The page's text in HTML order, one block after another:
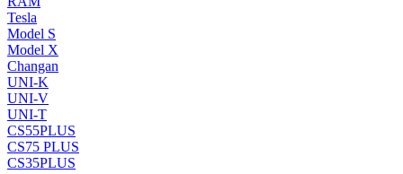
Tesla
Model S
Model X
Changan
UNI-K
UNI-V
UNI-T
CS55PLUS
CS75 PLUS
CS35PLUS